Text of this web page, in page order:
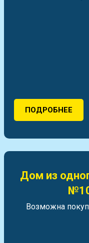
ПОДРОБНЕЕ
Дом из
Возможна